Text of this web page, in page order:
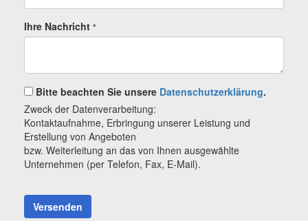
Ihre Nachricht *
Bitte beachten Sie unsere Datenschutzerklärung.
Zweck der Datenverarbeitung:
Kontaktaufnahme, Erbringung unserer Leistung und
Erstellung von Angeboten
bzw. Weiterleitung an das von Ihnen ausgewählte
Unternehmen (per Telefon, Fax, E-Mail).
Versenden